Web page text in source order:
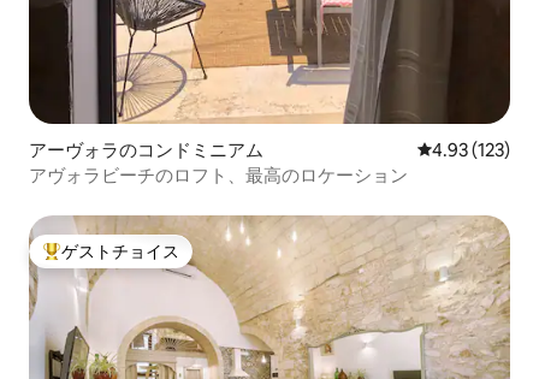
アーヴォラのコンドミニアム レビュー123
4.93 (123)
アヴォラビーチのロフト、最高のロケーション
大好評のゲストチョイスです。
ゲストチョイス